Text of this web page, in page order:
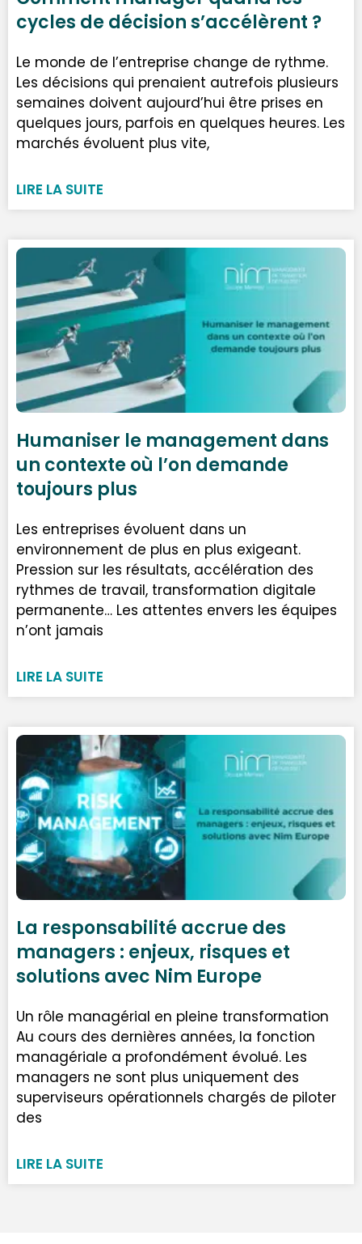
cycles de décision s’accélèrent ?
Le monde de l’entreprise change de rythme.
Les décisions qui prenaient autrefois plusieurs
semaines doivent aujourd’hui être prises en
quelques jours, parfois en quelques heures. Les
marchés évoluent plus vite,
LIRE LA SUITE
Humaniser le management dans
un contexte où l’on demande
toujours plus
Les entreprises évoluent dans un
environnement de plus en plus exigeant.
Pression sur les résultats, accélération des
rythmes de travail, transformation digitale
permanente… Les attentes envers les équipes
n’ont jamais
LIRE LA SUITE
La responsabilité accrue des
managers : enjeux, risques et
solutions avec Nim Europe
Un rôle managérial en pleine transformation
Au cours des dernières années, la fonction
managériale a profondément évolué. Les
managers ne sont plus uniquement des
superviseurs opérationnels chargés de piloter
des
LIRE LA SUITE